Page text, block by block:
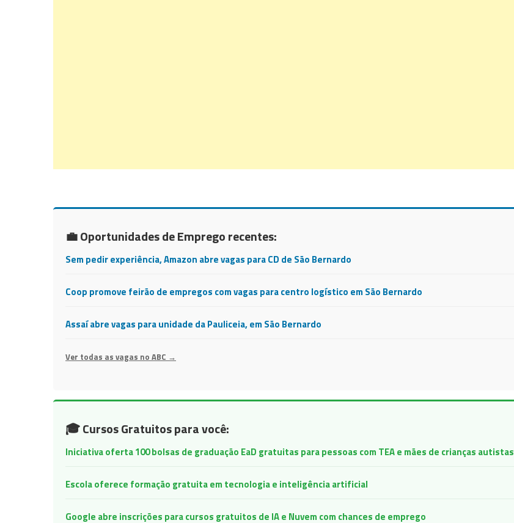
💼 Oportunidades de Emprego recentes:
Sem pedir experiência, Amazon abre vagas para CD de São Bernardo
Coop promove feirão de empregos com vagas para centro logístico em São Bernardo
Assaí abre vagas para unidade da Pauliceia, em São Bernardo
Ver todas as vagas no ABC →
🎓 Cursos Gratuitos para você:
Iniciativa oferta 100 bolsas de graduação EaD gratuitas para pessoas com TEA e mães de crianças autistas
Escola oferece formação gratuita em tecnologia e inteligência artificial
Google abre inscrições para cursos gratuitos de IA e Nuvem com chances de emprego